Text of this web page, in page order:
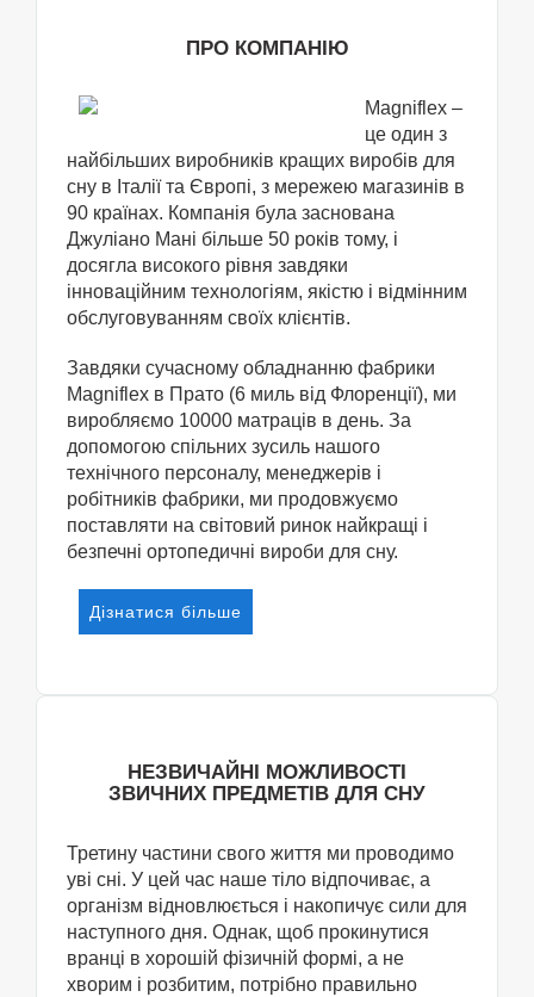
ПРО КОМПАНІЮ
Magniflex –
це один з
найбільших виробників кращих виробів для
сну в Італії та Європі, з мережею магазинів в
90 країнах. Компанія була заснована
Джуліано Мані більше 50 років тому, і
досягла високого рівня завдяки
інноваційним технологіям, якістю і відмінним
обслуговуванням своїх клієнтів.
Завдяки сучасному обладнанню фабрики
Magniflex в Прато (6 миль від Флоренції), ми
виробляємо 10000 матраців в день. За
допомогою спільних зусиль нашого
технічного персоналу, менеджерів і
робітників фабрики, ми продовжуємо
поставляти на світовий ринок найкращі і
безпечні ортопедичні вироби для сну.
Дізнатися більше
НЕЗВИЧАЙНІ МОЖЛИВОСТІ
ЗВИЧНИХ ПРЕДМЕТІВ ДЛЯ СНУ
Третину частини свого життя ми проводимо
уві сні. У цей час наше тіло відпочиває, а
організм відновлюється і накопичує сили для
наступного дня. Однак, щоб прокинутися
вранці в хорошій фізичній формі, а не
хворим і розбитим, потрібно правильно